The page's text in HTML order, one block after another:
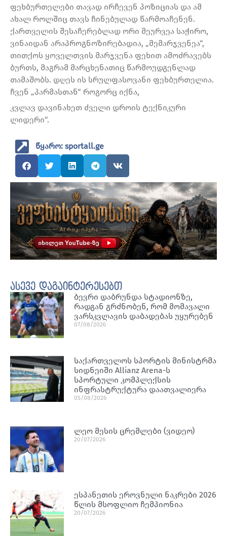
ფეხბურთელები თავად ირჩევენ პოზიციას და ამ
ახალ როლშიც თავს ჩინებულად წარმოაჩენენ.
ქართველის შესაჩერებლად ორი მეურვეა საჭირო,
ვინაიდან არაპროგნოზირებადია, „მემარჯვენეა“,
თითქოს ყოველთვის მარჯვენა ფეხით ამოძრავებს
ბურთს, მაგრამ მარცხენათიც წარმოუდგენლად
თამაშობს. დღეს ის სრულფასოვანი ფეხბურთელია.
ჩვენ „პარმასთან“ როგორც იქნა,
კვლავ დავინახეთ ძველი დროის ტექნიკური
ლიდერი“.
წყარო: sportall.ge
ასევე დაგაინტერესებთ
ბევრი დაბრუნდა სტადიონზე,
რადგან გრძნობენ, რომ მომავალი
ვარსკვლავის დაბადებას უყურებენ
07/08/2026
საქართველოს სპორტის მინისტრმა
სიდნეიში Allianz Arena-ს
სპორტული კომპლექსის
ინფრასტრუქტურა დაათვალიერა
05/08/2026
ლეო მესის ცრემლები (ვიდეო)
20/07/2026
ესპანეთის ეროვნული ნაკრები 2026
წლის მსოფლიო ჩემპიონია
20/07/2026